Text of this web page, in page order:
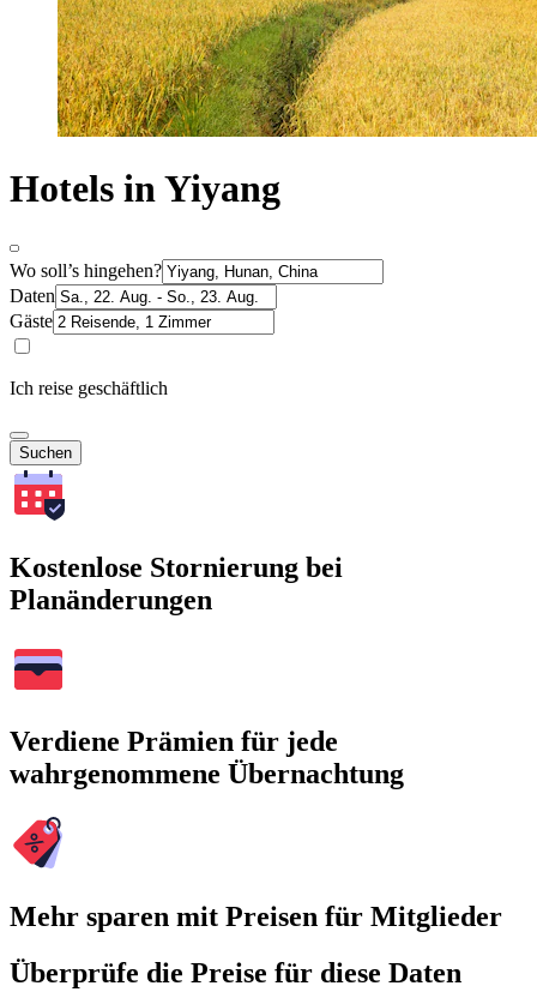
Hotels in Yiyang
Wo soll’s hingehen?
Daten
Gäste
Ich reise geschäftlich
Suchen
Kostenlose Stornierung bei
Planänderungen
Verdiene Prämien für jede
wahrgenommene Übernachtung
Mehr sparen mit Preisen für Mitglieder
Überprüfe die Preise für diese Daten